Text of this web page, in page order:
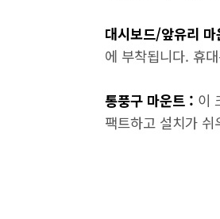
대시보드/앞유리
에 부착됩니다. 휴
통풍구 마운트 : 이
팩트하고 설치가